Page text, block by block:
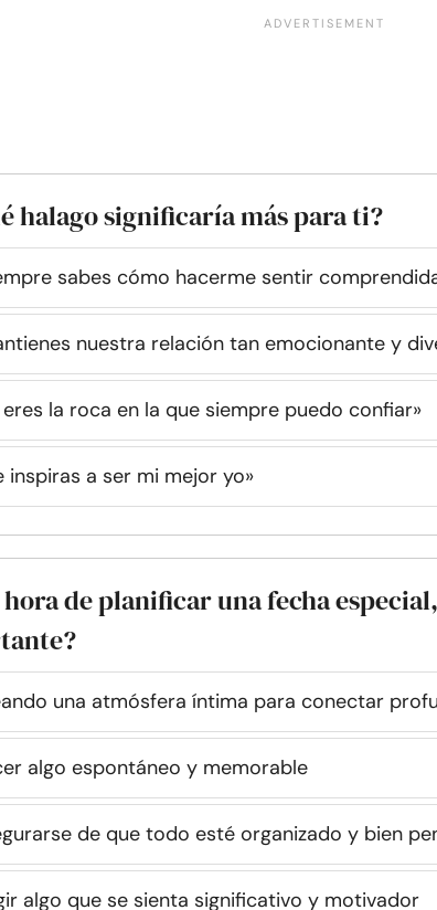
halago significaría más para ti?
sabes cómo hacerme sentir
nuestra relación tan emocionante y
eres la roca en la que siempre puedo confiar»
inspiras a ser mi mejor yo»
de planificar una fecha
una atmósfera íntima para conectar
algo espontáneo y memorable
de que todo esté organizado y bien
algo que se sienta significativo y motivador